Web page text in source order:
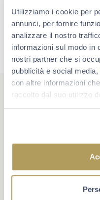
Utilizziamo i cookie per
annunci, per fornire
analizzare il nostro
informazioni sul modo in
nostri partner che si
pubblicità e social
con altre informazioni
raccolto dal suo utilizzo
Che cosa rende un
oppure un traguardo.
la voglia di star bene